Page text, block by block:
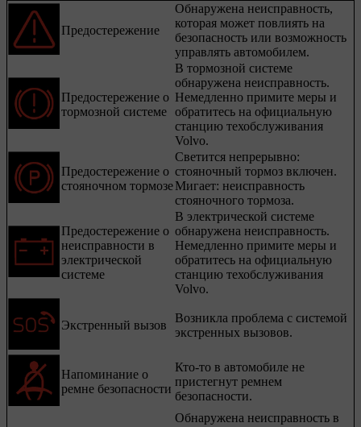
Предостережение
Обнаружена неисправность,
которая может повлиять на
безопасность или возможность
управлять автомобилем.
Предостережение о
тормозной системе
В тормозной системе
обнаружена неисправность.
Немедленно примите меры и
обратитесь на официальную
станцию техобслуживания
Volvo.
Предостережение о
стояночном тормозе
Светится непрерывно:
стояночный тормоз включен.
Мигает: неисправность
стояночного тормоза.
Предостережение о
неисправности в
электрической
системе
В электрической системе
обнаружена неисправность.
Немедленно примите меры и
обратитесь на официальную
станцию техобслуживания
Volvo.
Экстренный вызов
Возникла проблема с системой
экстренных вызовов.
Напоминание о
ремне безопасности
Кто-то в автомобиле не
пристегнут ремнем
безопасности.
Обнаружена неисправность в